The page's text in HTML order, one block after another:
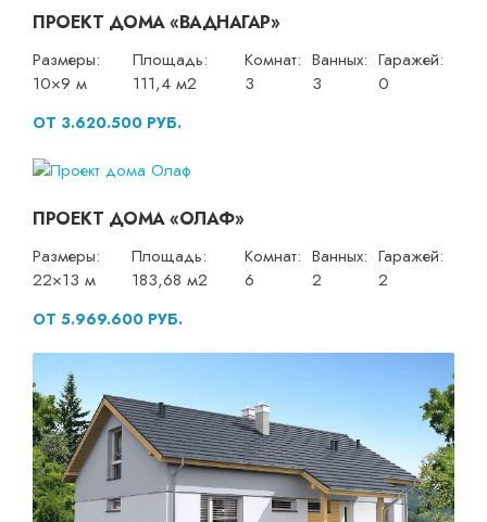
ПРОЕКТ ДОМА «ВАДНАГАР»
Размеры:
10×9 м
Площадь:
111,4 м2
Комнат:
3
Ванных:
3
Гаражей:
0
ОТ 3.620.500 РУБ.
ПРОЕКТ ДОМА «ОЛАФ»
Размеры:
22×13 м
Площадь:
183,68 м2
Комнат:
6
Ванных:
2
Гаражей:
2
ОТ 5.969.600 РУБ.